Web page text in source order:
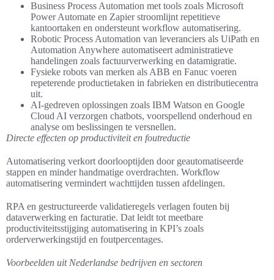
Business Process Automation met tools zoals Microsoft
Power Automate en Zapier stroomlijnt repetitieve
kantoortaken en ondersteunt workflow automatisering.
Robotic Process Automation van leveranciers als UiPath en
Automation Anywhere automatiseert administratieve
handelingen zoals factuurverwerking en datamigratie.
Fysieke robots van merken als ABB en Fanuc voeren
repeterende productietaken in fabrieken en distributiecentra
uit.
AI-gedreven oplossingen zoals IBM Watson en Google
Cloud AI verzorgen chatbots, voorspellend onderhoud en
analyse om beslissingen te versnellen.
Directe effecten op productiviteit en foutreductie
Automatisering verkort doorlooptijden door geautomatiseerde
stappen en minder handmatige overdrachten. Workflow
automatisering vermindert wachttijden tussen afdelingen.
RPA en gestructureerde validatieregels verlagen fouten bij
dataverwerking en facturatie. Dat leidt tot meetbare
productiviteitsstijging automatisering in KPI’s zoals
orderverwerkingstijd en foutpercentages.
Voorbeelden uit Nederlandse bedrijven en sectoren